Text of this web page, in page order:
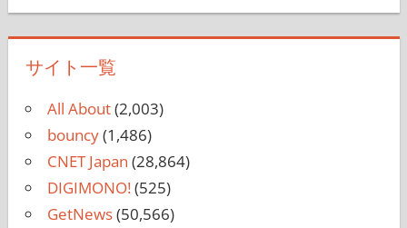
サイト一覧
All About(2,003)
bouncy(1,486)
CNET Japan (28,864)
DIGIMONO!(525)
GetNews(50,566)